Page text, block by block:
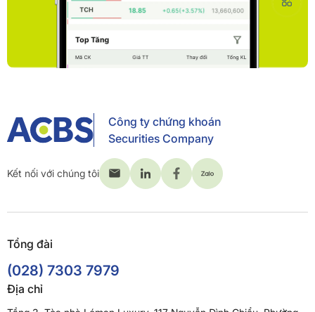
Công ty chứng khoán
Securities Company
Kết nối với chúng tôi
Tổng đài
(028) 7303 7979
Địa chỉ